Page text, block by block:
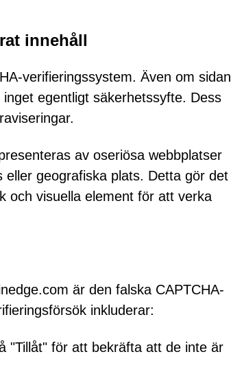
innehåll
verifieringssystem. Även om sidan
egentligt säkerhetssyfte. Dess
av oseriösa webbplatser
geografiska plats. Detta gör det
och visuella element för att verka
är den falska CAPTCHA-
inkluderar:
"Tillåt" för att bekräfta att de inte är